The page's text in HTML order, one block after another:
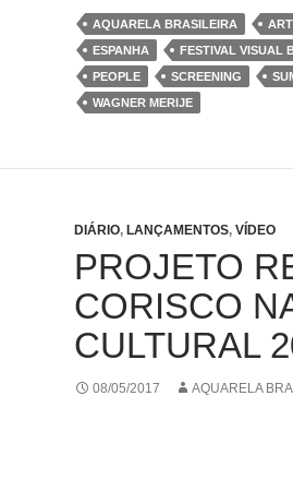
b
o
o
k
t
e
r
e
d
I
n
s
A
p
p
AQUARELA BRASILEIRA ART
ESPANHA
FESTIVAL VISUAL
PEOPLE
SCREENING
WAGNER MERIJE
DIÁRIO, LANÇAMENTOS, VÍDEO
PROJETO
CORISCO
CULTURAL
08/05/2017 AQUARELA